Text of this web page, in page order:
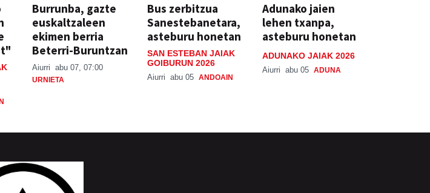
Burrunba, gazte
euskaltzaleen
ekimen berria
Beterri-Buruntzan
Aiurri abu 07, 07:00
URNIETA
Bus zerbitzua
Sanestebanetara,
asteburu honetan
SAN ESTEBAN JAIAK
GOIBURUN 2026
Aiurri abu 05 ANDOAIN
Adunako jaien
lehen txanpa,
asteburu honetan
ADUNAKO JAIAK 2026
Aiurri abu 05 ADUNA